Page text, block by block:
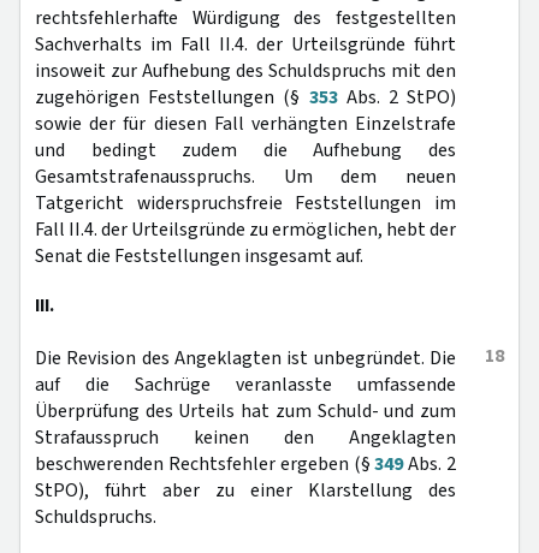
rechtsfehlerhafte Würdigung des festgestellten
Sachverhalts im Fall II.4. der Urteilsgründe führt
insoweit zur Aufhebung des Schuldspruchs mit den
zugehörigen Feststellungen (§ 353Abs. 2 StPO)
sowie der für diesen Fall verhängten Einzelstrafe
und bedingt zudem die Aufhebung des
Gesamtstrafenausspruchs. Um dem neuen
Tatgericht widerspruchsfreie Feststellungen im
Fall II.4. der Urteilsgründe zu ermöglichen, hebt der
Senat die Feststellungen insgesamt auf.
III.
18
Die Revision des Angeklagten ist unbegründet. Die
auf die Sachrüge veranlasste umfassende
Überprüfung des Urteils hat zum Schuld- und zum
Strafausspruch keinen den Angeklagten
beschwerenden Rechtsfehler ergeben (§349Abs. 2
StPO), führt aber zu einer Klarstellung des
Schuldspruchs.